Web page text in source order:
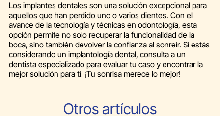
Los implantes dentales son una solución excepcional para
aquellos que han perdido uno o varios dientes. Con el
avance de la tecnología y técnicas en odontología, esta
opción permite no solo recuperar la funcionalidad de la
boca, sino también devolver la confianza al sonreír. Si estás
considerando un implantología dental, consulta a un
dentista especializado para evaluar tu caso y encontrar la
mejor solución para ti. ¡Tu sonrisa merece lo mejor!
Otros artículos